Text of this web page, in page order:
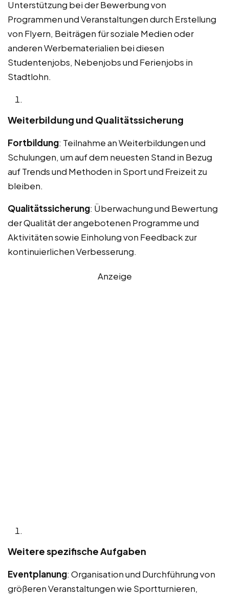
Unterstützung bei der Bewerbung von
Programmen und Veranstaltungen durch Erstellung
von Flyern, Beiträgen für soziale Medien oder
anderen Werbematerialien bei diesen
Studentenjobs, Nebenjobs und Ferienjobs in
Stadtlohn.
Weiterbildung und Qualitätssicherung
Fortbildung: Teilnahme an Weiterbildungen und
Schulungen, um auf dem neuesten Stand in Bezug
auf Trends und Methoden in Sport und Freizeit zu
bleiben.
Qualitätssicherung: Überwachung und Bewertung
der Qualität der angebotenen Programme und
Aktivitäten sowie Einholung von Feedback zur
kontinuierlichen Verbesserung.
Anzeige
Weitere spezifische Aufgaben
Eventplanung: Organisation und Durchführung von
größeren Veranstaltungen wie Sportturnieren,